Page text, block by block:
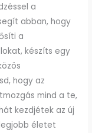
a
abban, hogy
a
készíts egy
hogy az
mind a te,
kezdjétek az új
életet